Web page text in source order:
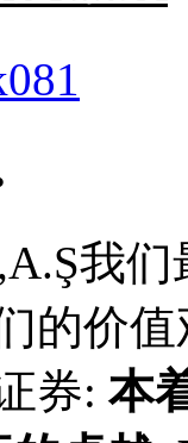
我
的价
券:本